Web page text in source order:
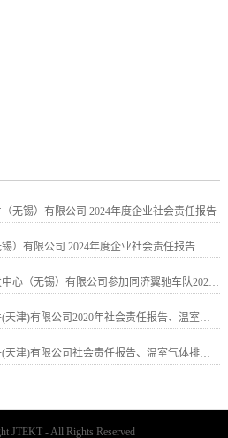
无锡）有限公司 2024年度企业社会责任报告
）有限公司 2024年度企业社会责任报告
（无锡）有限公司参加同济翼驰车队2021新车发布会
司2020年社会责任报告、温室气体排放核算报告和温室气体排放
司社会责任报告、温室气体排放核算报告和温室气体排放核查报
JTEKT - All Rights Reserved